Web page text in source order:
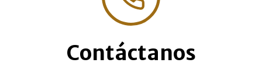
Contáctanos